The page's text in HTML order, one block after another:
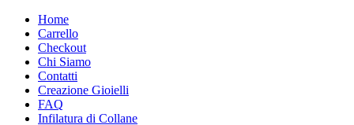
Home
Carrello
Checkout
Chi Siamo
Contatti
Creazione Gioielli
FAQ
Infilatura di Collane